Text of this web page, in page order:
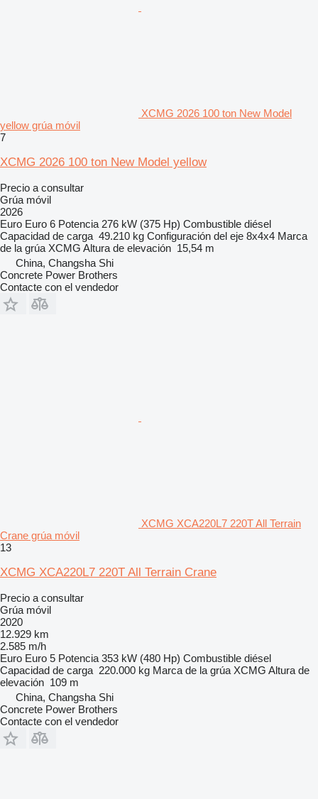
XCMG 2026 100 ton New Model
yellow grúa móvil
7
XCMG 2026 100 ton New Model yellow
Precio a consultar
Grúa móvil
2026
Euro Euro 6 Potencia 276 kW (375 Hp) Combustible diésel
Capacidad de carga 49.210 kg Configuración del eje 8x4x4 Marca
de la grúa XCMG Altura de elevación 15,54 m
China, Changsha Shi
Concrete Power Brothers
Contacte con el vendedor
XCMG XCA220L7 220T All Terrain
Crane grúa móvil
13
XCMG XCA220L7 220T All Terrain Crane
Precio a consultar
Grúa móvil
2020
12.929 km
2.585 m/h
Euro Euro 5 Potencia 353 kW (480 Hp) Combustible diésel
Capacidad de carga 220.000 kg Marca de la grúa XCMG Altura de
elevación 109 m
China, Changsha Shi
Concrete Power Brothers
Contacte con el vendedor